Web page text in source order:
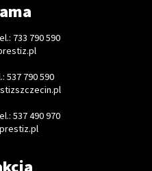
733 790 590
537 790 590
537 490 970